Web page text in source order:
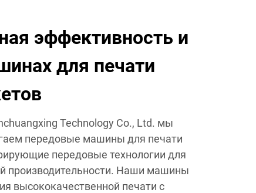
эффективность и
для печати
Technology Co., Ltd. мы
передовые машины для печати
передовые технологии для
производительности. Наши машины
высококачественной печати с